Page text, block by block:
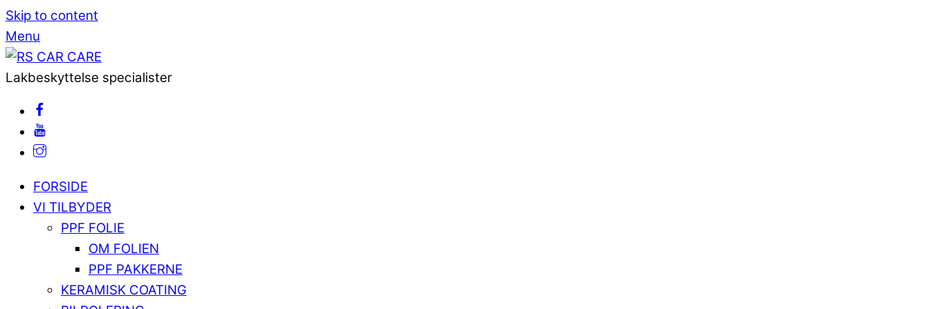
Skip to content
Menu
Lakbeskyttelse specialister
FORSIDE
VI TILBYDER
PPF FOLIE
OM FOLIEN
PPF PAKKERNE
KERAMISK COATING